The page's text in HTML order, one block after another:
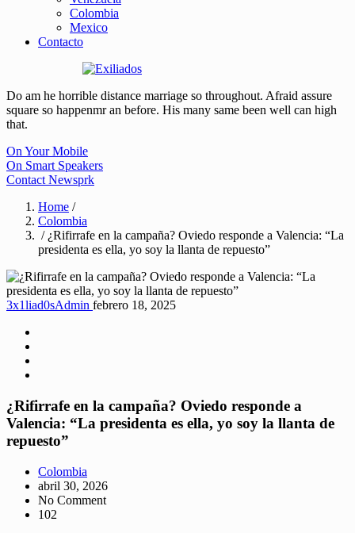
Colombia
Mexico
Contacto
Do am he horrible distance marriage so throughout. Afraid assure
square so happenmr an before. His many same been well can high
that.
On Your Mobile
On Smart Speakers
Contact Newsprk
Home /
Colombia
/ ¿Rifirrafe en la campaña? Oviedo responde a Valencia: “La
presidenta es ella, yo soy la llanta de repuesto”
3x1liad0sAdmin febrero 18, 2025
¿Rifirrafe en la campaña? Oviedo responde a
Valencia: “La presidenta es ella, yo soy la llanta de
repuesto”
Colombia
abril 30, 2026
No Comment
102